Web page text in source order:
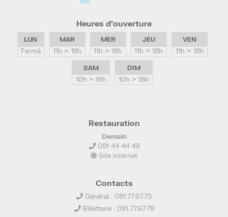
Heures d’ouverture
LUN
Fermé
MAR
11h > 18h
MER
11h > 18h
JEU
11h > 18h
VEN
11h > 18h
SAM
10h > 18h
DIM
10h > 18h
Restauration
Demain
081 44 44 49
Site internet
Contacts
Général : 081.77.67.73
Billetterie : 081.77.67.78